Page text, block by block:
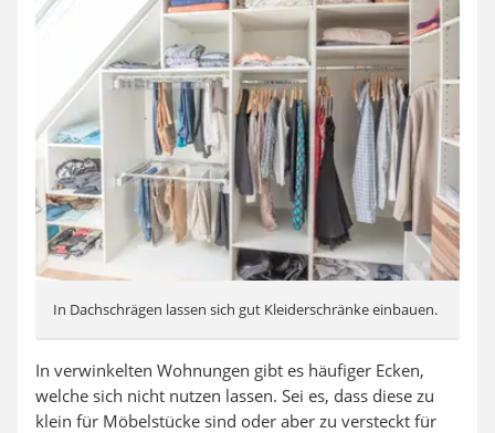
In Dachschrägen lassen sich gut Kleiderschränke einbauen.
In verwinkelten Wohnungen gibt es häufiger Ecken,
welche sich nicht nutzen lassen. Sei es, dass diese zu
klein für Möbelstücke sind oder aber zu versteckt für